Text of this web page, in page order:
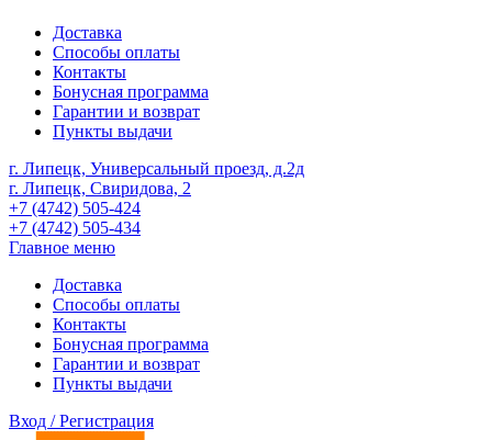
Доставка
Способы оплаты
Контакты
Бонусная программа
Гарантии и возврат
Пункты выдачи
г. Липецк, Универсальный проезд, д.2д
г. Липецк, Свиридова, 2
+7 (4742) 505-424
+7 (4742) 505-434
Главное меню
Доставка
Способы оплаты
Контакты
Бонусная программа
Гарантии и возврат
Пункты выдачи
Вход / Регистрация